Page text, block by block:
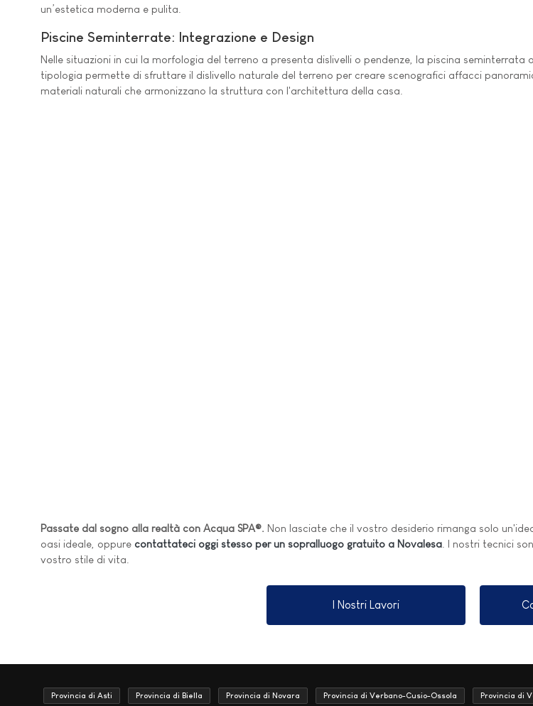
un’estetica moderna e pulita.
Piscine Seminterrate: Integrazione e Design
Nelle situazioni in cui la morfologia del terreno a presenta dislivelli o pendenze, la piscina
tipologia permette di sfruttare il dislivello naturale del terreno per creare scenografici affacci
materiali naturali che armonizzano la struttura con l'architettura della casa.
Passate dal sogno alla realtà con Acqua SPA®. Non lasciate che il vostro desiderio rimanga solo
oasi ideale, oppure contattateci oggi stesso per un sopralluogo gratuito a Novalesa . I nostri tecnici
vostro stile di vita.
I Nostri Lavori
Provincia di Asti Provincia di Biella Provincia di Novara Provincia di Verbano-Cusio-Ossola Provincia di